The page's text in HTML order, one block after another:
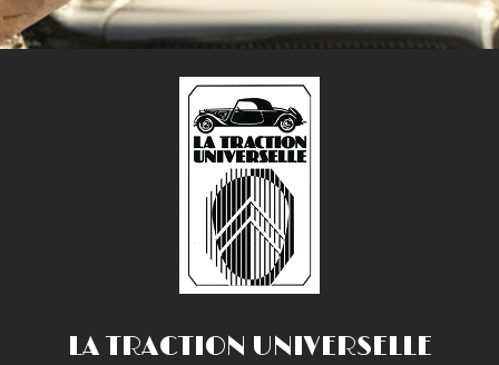
LA TRACTION UNIVERSELLE